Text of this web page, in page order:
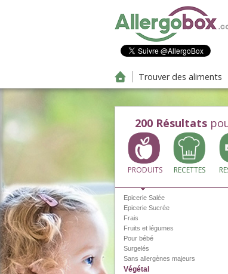
Trouver des aliments
200 Résultats
PRODUITS RECETTES
Boissons
Epicerie Salée
Epicerie Sucrée
Frais
Fruits et légumes
Pour bébé
Surgelés
Sans allergènes majeurs
Végétal